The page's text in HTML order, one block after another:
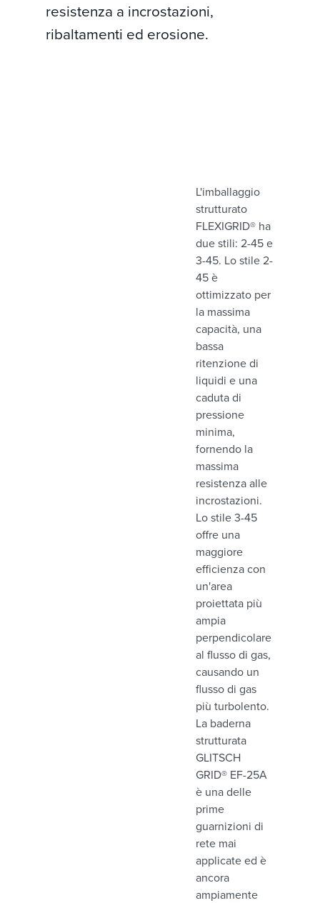
resistenza a incrostazioni,
ribaltamenti ed erosione.
L'imballaggio
strutturato
FLEXIGRID® ha
due stili: 2-45 e
3-45. Lo stile 2-
45 è
ottimizzato per
la massima
capacità, una
bassa
ritenzione di
liquidi e una
caduta di
pressione
minima,
fornendo la
massima
resistenza alle
incrostazioni.
Lo stile 3-45
offre una
maggiore
efficienza con
un'area
proiettata più
ampia
perpendicolare
al flusso di gas,
causando un
flusso di gas
più turbolento.
La baderna
strutturata
GLITSCH
GRID® EF-25A
è una delle
prime
guarnizioni di
rete mai
applicate ed è
ancora
ampiamente